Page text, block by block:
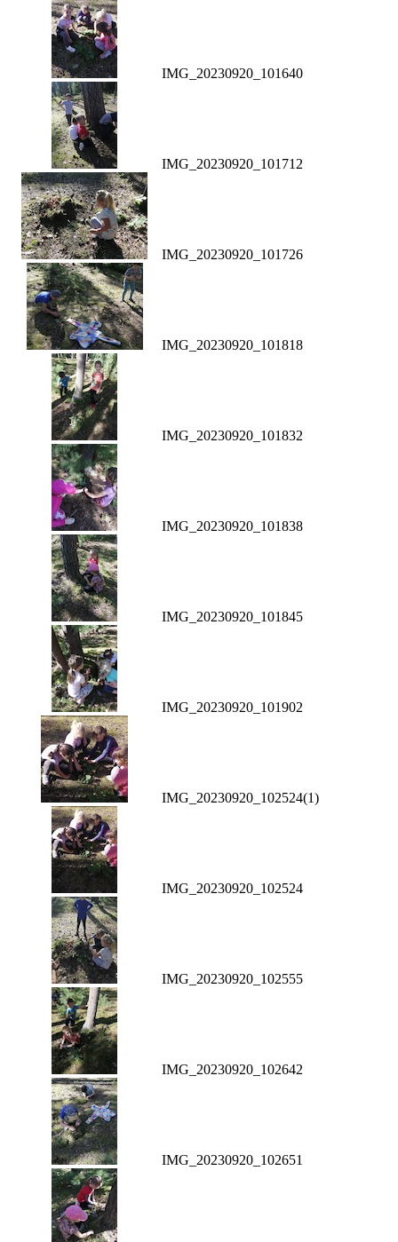
IMG_20230920_101640
IMG_20230920_101712
IMG_20230920_101726
IMG_20230920_101818
IMG_20230920_101832
IMG_20230920_101838
IMG_20230920_101845
IMG_20230920_101902
IMG_20230920_102524(1)
IMG_20230920_102524
IMG_20230920_102555
IMG_20230920_102642
IMG_20230920_102651